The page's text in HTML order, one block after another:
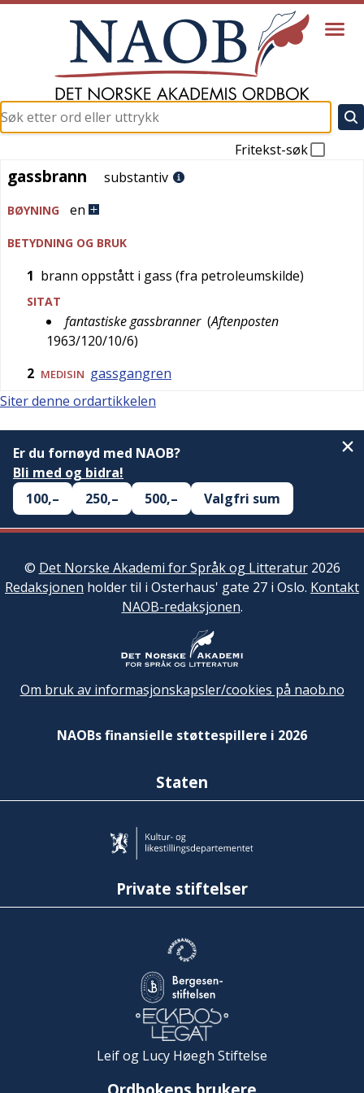
Fritekst-søk
gassbrann
gassbrann substantiv
BØYNING en
BETYDNING OG BRUK
1 brann oppstått i gass (fra petroleumskilde)
SITAT
fantastiske gassbranner (Aftenposten
1963/120/10/6)
2 MEDISIN gassgangren
Siter denne ordartikkelen
Er du fornøyd med NAOB?
Bli med og bidra!
100,–
250,– 500,– Valgfri sum
© Det Norske Akademi for Språk og Litteratur2026
Redaksjonen holder til i Osterhaus' gate 27 i Oslo. Kontakt
NAOB-redaksjonen.
Om bruk av informasjonskapsler/cookies på naob.no
NAOBs finansielle støttespillere i 2026
Staten
Private stiftelser
Leif og Lucy Høegh Stiftelse